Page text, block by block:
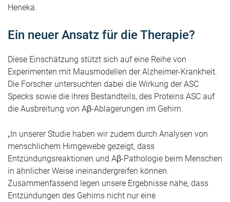
Heneka.
Ein neuer Ansatz für die Therapie?
Diese Einschätzung stützt sich auf eine Reihe von
Experimenten mit Mausmodellen der Alzheimer-Krankheit.
Die Forscher untersuchten dabei die Wirkung der ASC
Specks sowie die ihres Bestandteils, des Proteins ASC auf
die Ausbreitung von Aβ-Ablagerungen im Gehirn.
„In unserer Studie haben wir zudem durch Analysen von
menschlichem Hirngewebe gezeigt, dass
Entzündungsreaktionen und Aβ-Pathologie beim Menschen
in ähnlicher Weise ineinandergreifen können.
Zusammenfassend legen unsere Ergebnisse nahe, dass
Entzündungen des Gehirns nicht nur eine